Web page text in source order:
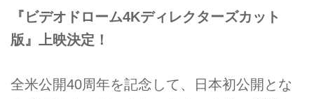
『ビデオドローム4Kディレクターズカット
版』上映決定！
全米公開40周年を記念して、日本初公開とな